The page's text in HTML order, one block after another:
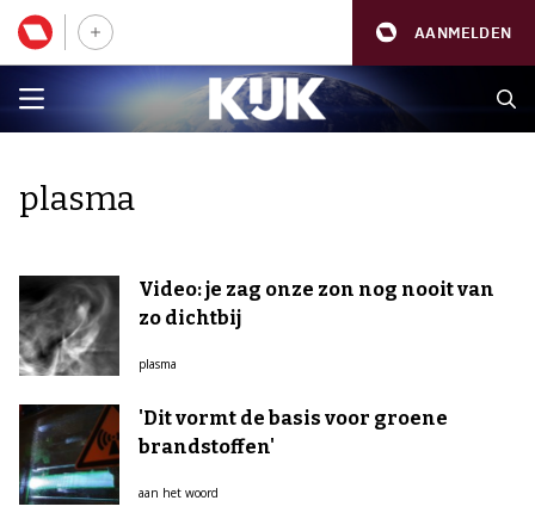
AANMELDEN
plasma
Video: je zag onze zon nog nooit van
zo dichtbij
plasma
'Dit vormt de basis voor groene
brandstoffen'
aan het woord